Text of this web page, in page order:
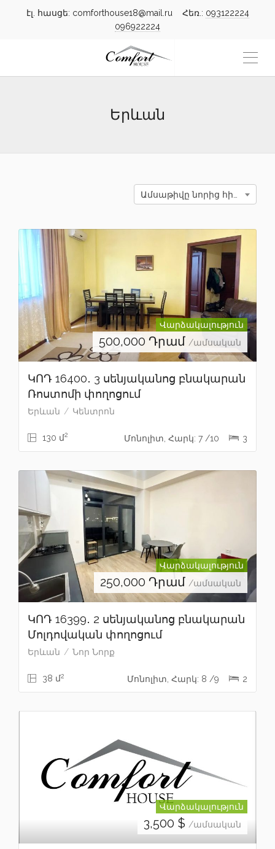
էլ. հասցե: comforthouse18@mail.ru Հեռ.: 093122224
096922224
Երևան
Վարձակալություն
500,000 Դրամ /ամսական
ԿՈԴ 16400․ 3 սենյականոց բնակարան
Ռոստոմի փողոցում
Երևան Կենտրոն
130 մ2 Մոնոլիտ, Հարկ: 7 /10 3
Վարձակալություն
250,000 Դրամ /ամսական
ԿՈԴ 16399․ 2 սենյականոց բնակարան
Մոլդովական փողոցում
Երևան Նոր Նորք
38 մ2 Մոնոլիտ, Հարկ: 8 /9 2
Վարձակալություն
3,500 $ /ամսական